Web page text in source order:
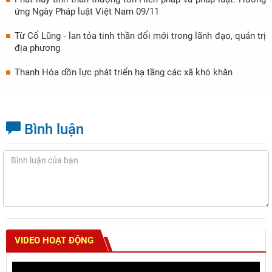
ứng Ngày Pháp luật Việt Nam 09/11
Từ Cổ Lũng - lan tỏa tinh thần đổi mới trong lãnh đạo, quản trị
địa phương
Thanh Hóa dồn lực phát triển hạ tầng các xã khó khăn
Bình luận
VIDEO HOẠT ĐỘNG